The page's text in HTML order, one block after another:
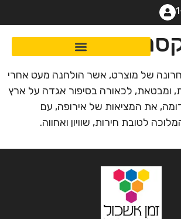
מוצרט
של מוצרט, אשר הולחנה מעט אחרי
ומבטאת, לכאורה בסיפור אגדה על ארץ
את המציאות של אירופה, עם
לטובת חירות, שוויון ואחווה.